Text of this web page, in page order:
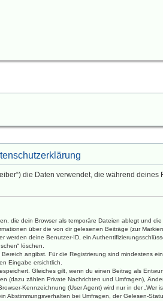
die Daten verwendet, die während
die dein Browser als temporäre Dateien ablegt und
über die von dir gelesenen Beiträge (zur
deine Benutzer-ID, ein
löschen.
angibst. Für die Registrierung sind mindestens
Eingabe ersichtlich.
Gleiches gilt, wenn du einen Beitrag als
zählen Private Nachrichten und Umfragen),
Kennzeichnung (User Agent) wird nur in der
bei Umfragen, der Gelesen-